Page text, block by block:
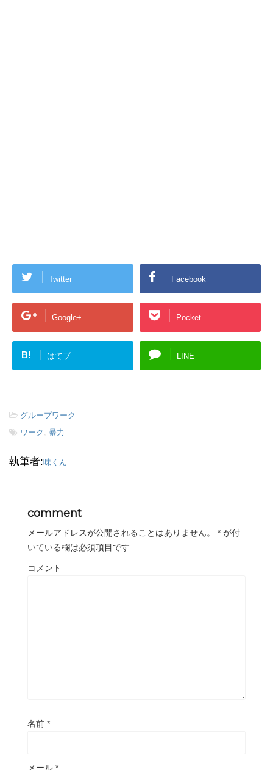
Twitter Facebook
Google+ Pocket
B! はてブ LINE
-グループワーク
-ワーク , 暴力
執筆者:味くん
comment
メールアドレスが公開されることはありません。 * が付
いている欄は必須項目です
コメント
名前 *
メール *